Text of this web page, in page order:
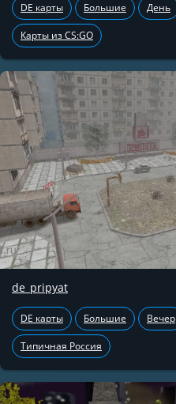
DE карты Большие День
Карты из CS:GO
de_pripyat
DE карты Большие Вечер
Типичная Россия